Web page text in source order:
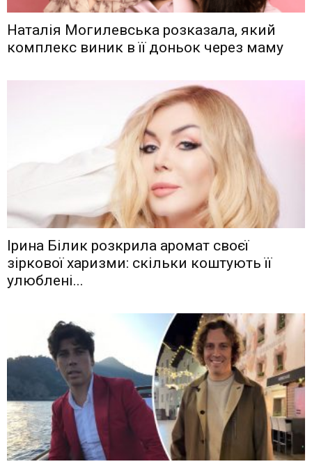
Наталія Могилевська розказала, який
комплекс виник в її доньок через маму
Ірина Білик розкрила аромат своєї
зіркової харизми: скільки коштують її
улюблені...